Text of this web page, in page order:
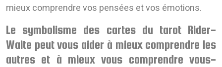
mieux comprendre vos pensées et vos émotions.
Le symbolisme des cartes du tarot Rider-
Waite peut vous aider à mieux comprendre les
autres et à mieux vous comprendre vous-